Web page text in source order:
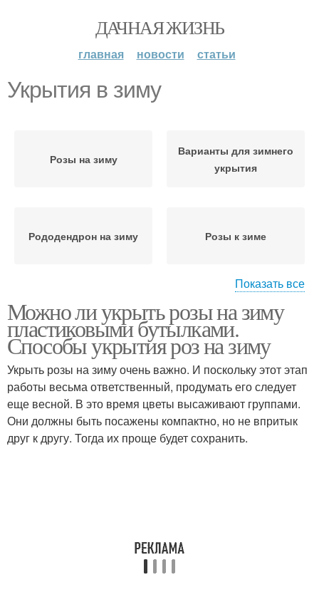
ДАЧНАЯ ЖИЗНЬ
главная новости статьи
Укрытия в зиму
Розы на зиму
Варианты для зимнего
укрытия
Рододендрон на зиму Розы к зиме
Укрытие из лапника Подготовка к укрытию
Температура на зиму Лёгкое укрытие
Показать все
Можно ли укрыть розы на зиму
пластиковыми бутылками.
Способы укрытия роз на зиму
Укрыть розы на зиму очень важно. И поскольку этот этап
работы весьма ответственный, продумать его следует
еще весной. В это время цветы высаживают группами.
Они должны быть посажены компактно, но не впритык
друг к другу. Тогда их проще будет сохранить.